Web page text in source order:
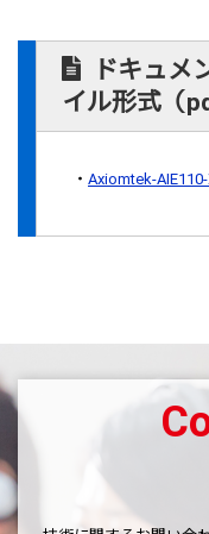
ドキュメ
イル形式（
Axiomtek-